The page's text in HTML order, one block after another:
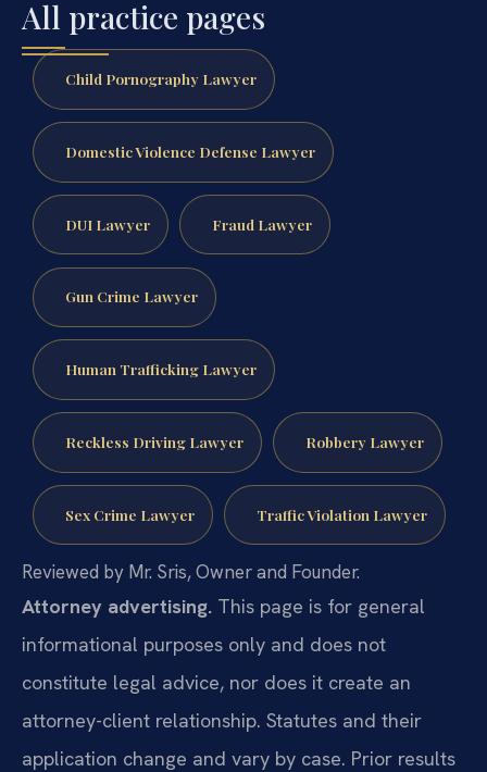
All practice pages
Child Pornography Lawyer
Domestic Violence Defense Lawyer
DUI Lawyer Fraud Lawyer
Gun Crime Lawyer
Human Trafficking Lawyer
Reckless Driving Lawyer Robbery Lawyer
Sex Crime Lawyer Traffic Violation Lawyer
Reviewed by Mr. Sris, Owner and Founder.
Attorney advertising. This page is for general
informational purposes only and does not
constitute legal advice, nor does it create an
attorney-client relationship. Statutes and their
application change and vary by case. Prior results